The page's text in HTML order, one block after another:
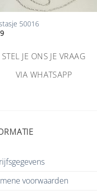
50016
STEL JE ONS JE VRAAG
VIA WHATSAPP
voorwaarden